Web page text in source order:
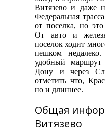
Витязево и даже
Федеральная
от поселка, но
От авто и
поселок ходит
пешком
удобный маршрут
Дону и через
отметить что,
но и длиннее.
Общая
Витязево